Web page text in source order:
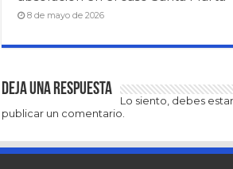
8 de mayo de 2026
Deja una respuesta
Lo siento, debes estar
publicar un comentario.